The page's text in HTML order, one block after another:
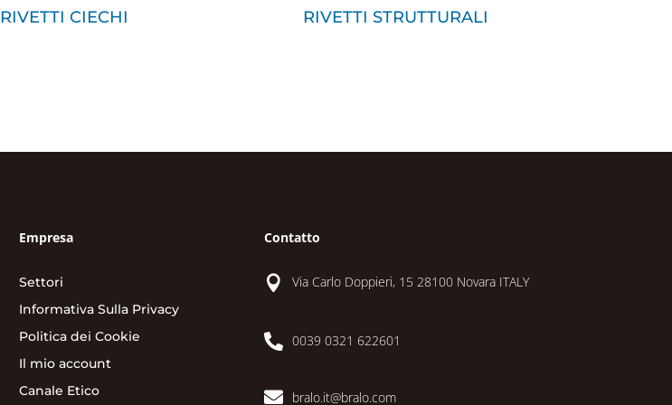
RIVETTI CIECHI RIVETTI STRUTTURALI
Empresa
Settori
Informativa Sulla Privacy
Politica dei Cookie
Il mio account
Canale Etico
Contatto
 Via Carlo Doppieri, 15 28100 Novara ITALY
 0039 0321 622601
 bralo.it@bralo.com